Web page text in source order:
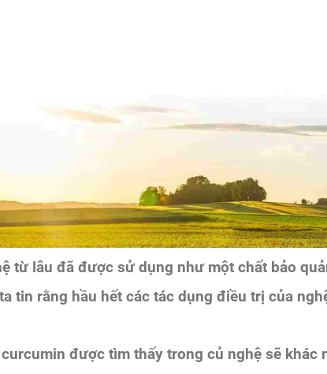
từ lâu đã được sử dụng như một chất bảo
tin rằng hầu hết các tác dụng điều trị của
curcumin được tìm thấy trong củ nghệ sẽ